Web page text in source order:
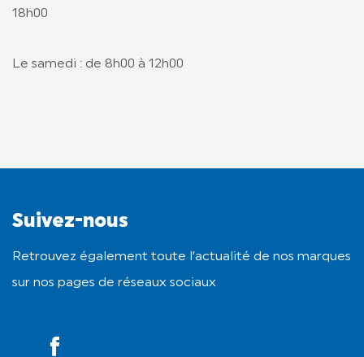
18h00
Le samedi : de 8h00 à 12h00
Suivez-nous
Retrouvez également toute l’actualité de nos marques
sur nos pages de réseaux sociaux
YouTube